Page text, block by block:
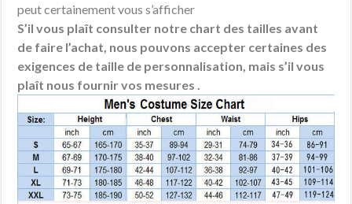
peut certainement vous s’afficher
S’il vous plaît consulter notre chart des tailles avant
de faire l’achat, nous pouvons accepter certaines des
exigences de taille de personnalisation, mais s’il vous
plaît nous fournir vos mesures .